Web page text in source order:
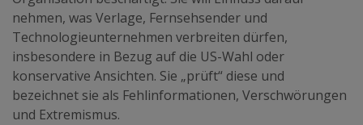
nehmen, was Verlage, Fernsehsender und
Technologieunternehmen verbreiten dürfen,
insbesondere in Bezug auf die US-Wahl oder
konservative Ansichten. Sie „prüft“ diese und
bezeichnet sie als Fehlinformationen, Verschwörungen
und Extremismus.